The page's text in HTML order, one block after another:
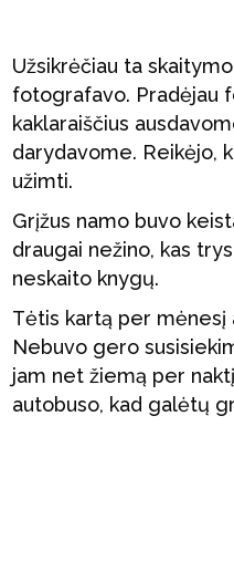
Užsikrėčiau ta
fotografavo. Pradėjau
kaklaraiščius
darydavome. Reikėjo,
užimti.
Grįžus namo buvo
draugai nežino, kas
neskaito knygų.
Tėtis kartą per mėnesį
Nebuvo gero
jam net žiemą per
autobuso, kad galėtų